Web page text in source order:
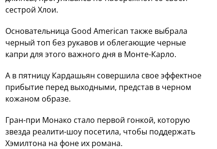
сестрой Хлои.
Основательница Good American также выбрала
черный топ без рукавов и облегающие черные
капри для этого важного дня в Монте-Карло.
А в пятницу Кардашьян совершила свое эффектное
прибытие перед выходными, представ в черном
кожаном образе.
Гран-при Монако стало первой гонкой, которую
звезда реалити-шоу посетила, чтобы поддержать
Хэмилтона на фоне их романа.